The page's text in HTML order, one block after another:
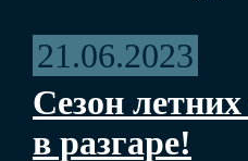
21.06.2023
Сезон
в разгаре!